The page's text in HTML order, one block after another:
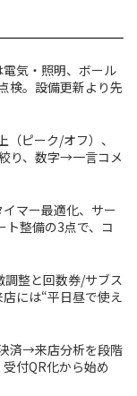
電気・照明、ボール
検。設備更新より先
ピーク/オフ）、
り、数字→一言コメ
イマー最適化、サー
ト整備の3点で、コ
調整と回数券/サブス
には“平日昼で使え
済→来店分析を段階
付QR化から始め